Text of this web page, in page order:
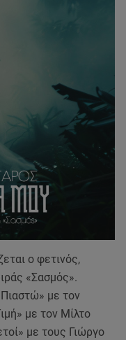
ο φετινός,
«Σασμός».
με τον
με τον Μίλτο
με τους Γιώργο